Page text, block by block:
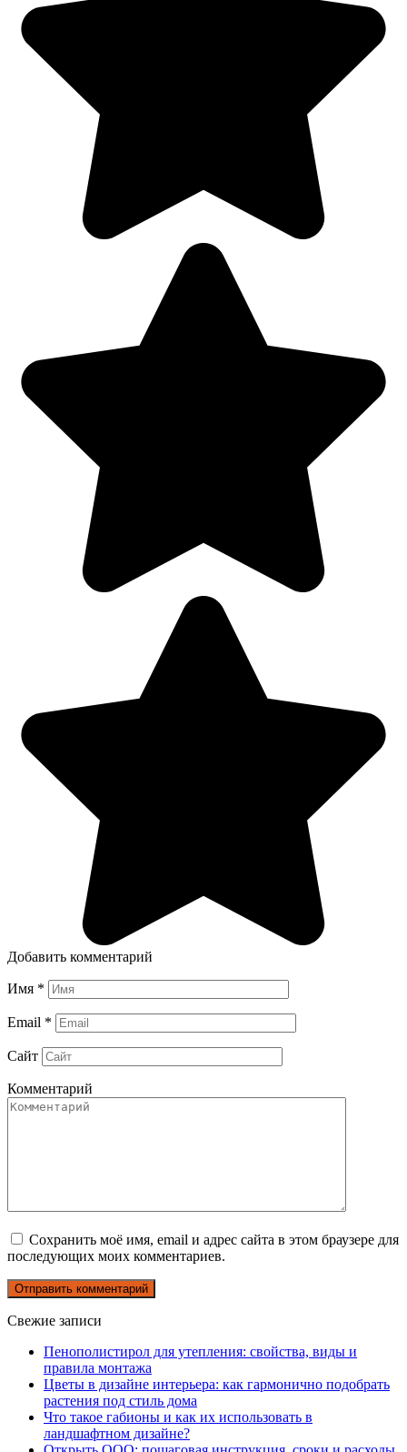
Добавить комментарий
Имя *
Email *
Сайт
Комментарий
Сохранить моё имя, email и адрес сайта в этом браузере для
последующих моих комментариев.
Свежие записи
Пенополистирол для утепления: свойства, виды и
правила монтажа
Цветы в дизайне интерьера: как гармонично подобрать
растения под стиль дома
Что такое габионы и как их использовать в
ландшафтном дизайне?